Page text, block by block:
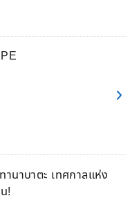
านาบาตะ เทศกาลแห่ง
!